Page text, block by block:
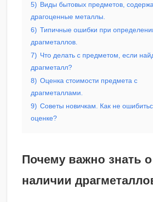
5) Виды бытовых предметов,
драгоценные металлы.
6) Типичные ошибки при
драгметаллов.
7) Что делать с предметом, если
драгметалл?
8) Оценка стоимости предмета с
драгметаллами.
9) Советы новичкам. Как не
оценке?
Почему важно знать о
наличии